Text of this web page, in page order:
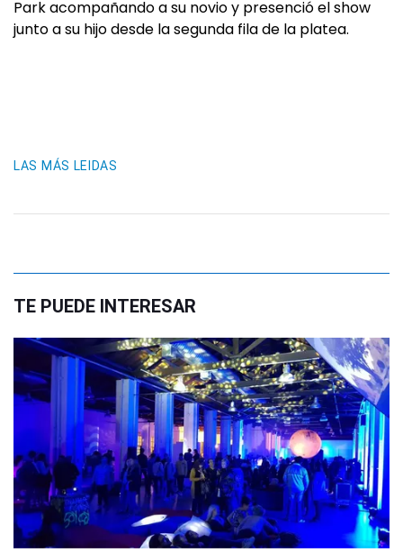
Park acompañando a su novio y presenció el show
junto a su hijo desde la segunda fila de la platea.
LAS MÁS LEIDAS
TE PUEDE INTERESAR